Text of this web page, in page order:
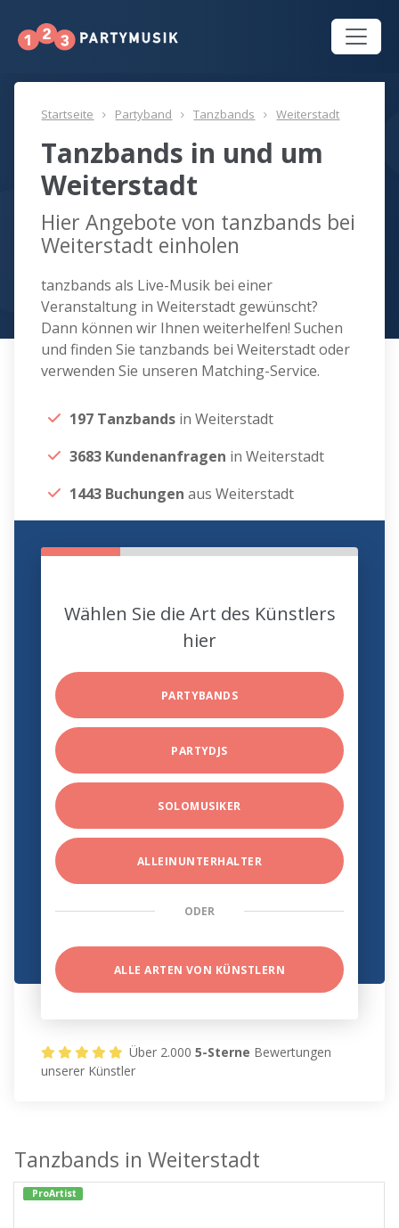
Startseite Partyband Tanzbands Weiterstadt
Tanzbands in und um
Weiterstadt
Hier Angebote von tanzbands bei
Weiterstadt einholen
tanzbands als Live-Musik bei einer
Veranstaltung in Weiterstadt gewünscht?
Dann können wir Ihnen weiterhelfen! Suchen
und finden Sie tanzbands bei Weiterstadt oder
verwenden Sie unseren Matching-Service.
197 Tanzbands in Weiterstadt
3683 Kundenanfragen in Weiterstadt
1443 Buchungen aus Weiterstadt
Wählen Sie die Art des Künstlers
hier
PARTYBANDS
PARTYDJS
SOLOMUSIKER
ALLEINUNTERHALTER
ODER
ALLE ARTEN VON KÜNSTLERN
Über 2.0005-Sterne Bewertungen
unserer Künstler
Tanzbands in Weiterstadt
ProArtist